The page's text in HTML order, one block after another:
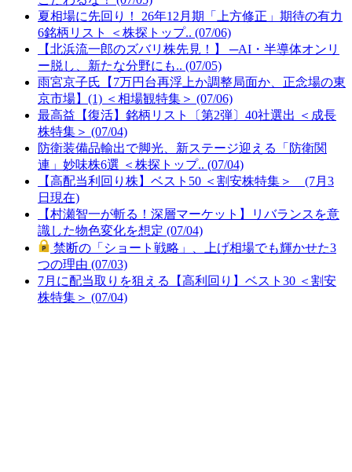
夏相場に先回り！ 26年12月期「上方修正」期待の有力
6銘柄リスト ＜株探トップ.. (07/06)
【北浜流一郎のズバリ株先見！】 ─AI・半導体オンリ
ー脱し、新たな分野にも.. (07/05)
雨宮京子氏【7万円台再浮上か調整局面か、正念場の東
京市場】(1) ＜相場観特集＞ (07/06)
最高益【復活】銘柄リスト〔第2弾〕40社選出 ＜成長
株特集＞ (07/04)
防衛装備品輸出で脚光、新ステージ迎える「防衛関
連」妙味株6選 ＜株探トップ.. (07/04)
【高配当利回り株】ベスト50 ＜割安株特集＞ (7月3
日現在)
【村瀬智一が斬る！深層マーケット】リバランスを意
識した物色変化を想定 (07/04)
禁断の「ショート戦略」、上げ相場でも輝かせた3
つの理由 (07/03)
7月に配当取りを狙える【高利回り】ベスト30 ＜割安
株特集＞ (07/04)